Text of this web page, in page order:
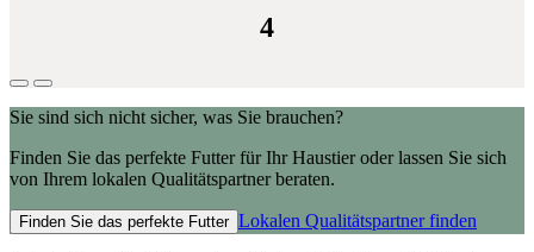
4
Sie sind sich nicht sicher, was Sie brauchen?
Finden Sie das perfekte Futter für Ihr Haustier oder lassen Sie sich
von Ihrem lokalen Qualitätspartner beraten.
Finden Sie das perfekte Futter Lokalen Qualitätspartner finden